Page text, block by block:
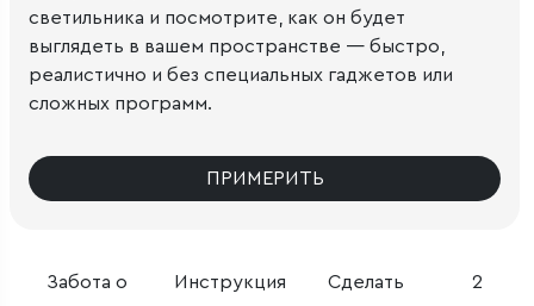
Забота о
Инструкция
Сделать
2
светильника и посмотрите, как он будет
выглядеть в вашем пространстве — быстро,
реалистично и без специальных гаджетов или
сложных программ.
ПРИМЕРИТЬ